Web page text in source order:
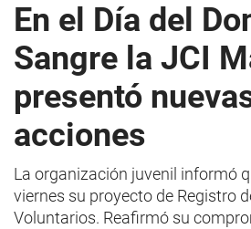
En el Día del
Sangre la JCI
presentó
acciones
La organización juvenil informó
viernes su proyecto de Registro
Voluntarios. Reafirmó su